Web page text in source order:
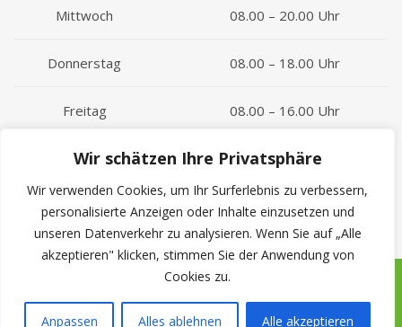
Wir schätzen Ihre Privatsphäre
Wir verwenden Cookies, um Ihr Surferlebnis zu verbessern,
personalisierte Anzeigen oder Inhalte einzusetzen und
unseren Datenverkehr zu analysieren. Wenn Sie auf „Alle
akzeptieren" klicken, stimmen Sie der Anwendung von
Cookies zu.
Anpassen Alles ablehnen Alle akzeptieren
Mittwoch 08.00 – 20.00 Uhr
Donnerstag 08.00 – 18.00 Uhr
Freitag 08.00 – 16.00 Uhr
Termin buchen
Datenschutzerklärung
Haus der Zahnmedizin Wesseling
© 2026 Haus der Zahnmedizin Wesseling